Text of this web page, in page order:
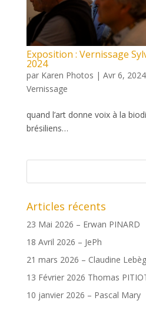
Exposition : Vernissage
2024
par Karen Photos | Avr 6, 2024
Vernissage
quand l’art donne voix à la
brésiliens…
Articles récents
23 Mai 2026 – Erwan PINARD
18 Avril 2026 – JePh
21 mars 2026 – Claudine
13 Février 2026 Thomas
10 janvier 2026 – Pascal Mary